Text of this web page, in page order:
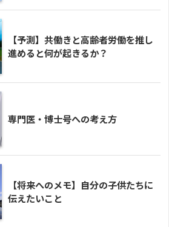
【予測】共働きと高齢者労働を推し
進めると何が起きるか？
専門医・博士号への考え方
【将来へのメモ】自分の子供たちに
伝えたいこと